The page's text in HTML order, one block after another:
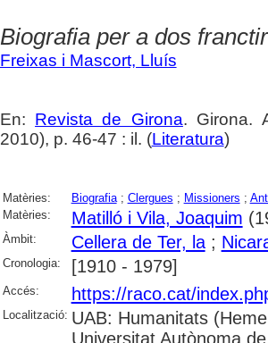
Biografia per a dos
Freixas i Mascort, Lluís
En: Revista de Girona. Girona.
2010), p. 46-47 : il. (Literatura)
Matèries: Biografia; Clergues ; Missioners ;
Matèries:
Matilló i Vila, Joaquim
Àmbit: Cellera de Ter, la;
Cronologia: [1910 - 1979]
Accés: https://raco.cat/
Localització: UAB: Humanitats
Universitat Autònoma